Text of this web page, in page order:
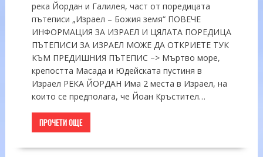
река Йордан и Галилея, част от поредицата
пътеписи „Израел – Божия земя“ ПОВЕЧЕ
ИНФОРМАЦИЯ ЗА ИЗРАЕЛ И ЦЯЛАТА ПОРЕДИЦА
ПЪТЕПИСИ ЗА ИЗРАЕЛ МОЖЕ ДА ОТКРИЕТЕ ТУК
КЪМ ПРЕДИШНИЯ ПЪТЕПИС –> Мъртво море,
крепостта Масада и Юдейската пустиня в
Израел РЕКА ЙОРДАН Има 2 места в Израел, на
които се предполага, че Йоан Кръстител…
ПРОЧЕТИ ОЩЕ